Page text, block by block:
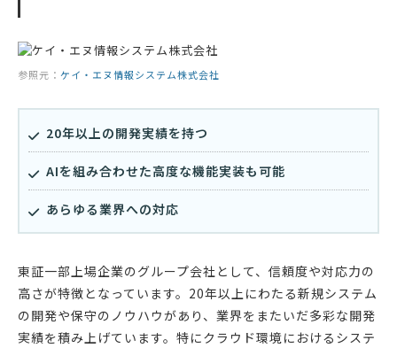
参照元： ケイ・エヌ情報システム株式会社
20年以上の開発実績を持つ
AIを組み合わせた高度な機能実装も可能
あらゆる業界への対応
東証一部上場企業のグループ会社として、信頼度や対応力の
高さが特徴となっています。20年以上にわたる新規システム
の開発や保守のノウハウがあり、業界をまたいだ多彩な開発
実績を積み上げています。特にクラウド環境におけるシステ